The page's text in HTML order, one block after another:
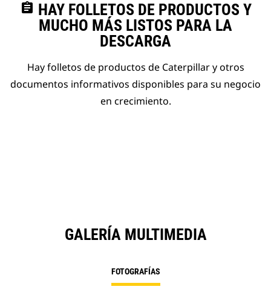
assignment HAY FOLLETOS DE PRODUCTOS Y
MUCHO MÁS LISTOS PARA LA
DESCARGA
Hay folletos de productos de Caterpillar y otros
documentos informativos disponibles para su negocio
en crecimiento.
GALERÍA MULTIMEDIA
FOTOGRAFÍAS